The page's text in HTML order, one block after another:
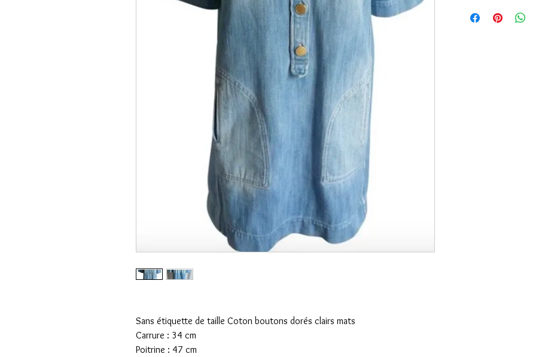
Sans étiquette de taille Coton boutons dorés clairs mats
Carrure : 34 cm
Poitrine : 47 cm